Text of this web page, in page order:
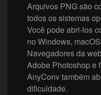
Arquivos PNG são
todos os sistemas
Você pode abri-los
no Windows,
Navegadores da
Adobe Photoshop e
AnyConv também
dificuldade.